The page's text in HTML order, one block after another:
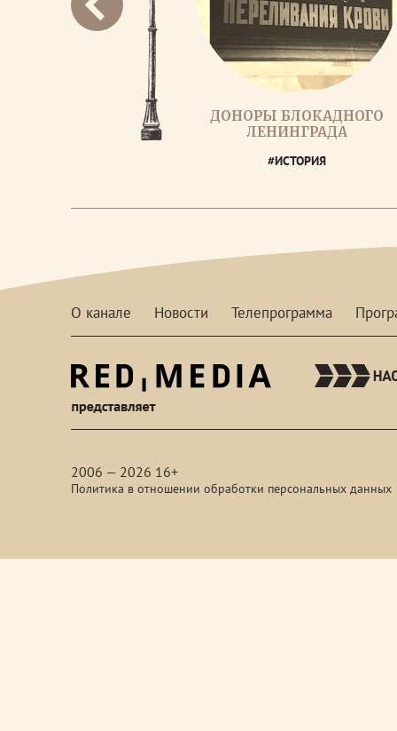
ДОНОРЫ БЛОКАДНОГО
ЛЕНИНГРАДА
#ИСТОРИЯ
О канале Новости Телепрограмма
2006 — 2026 16+
Политика в отношении обработки персональных данных